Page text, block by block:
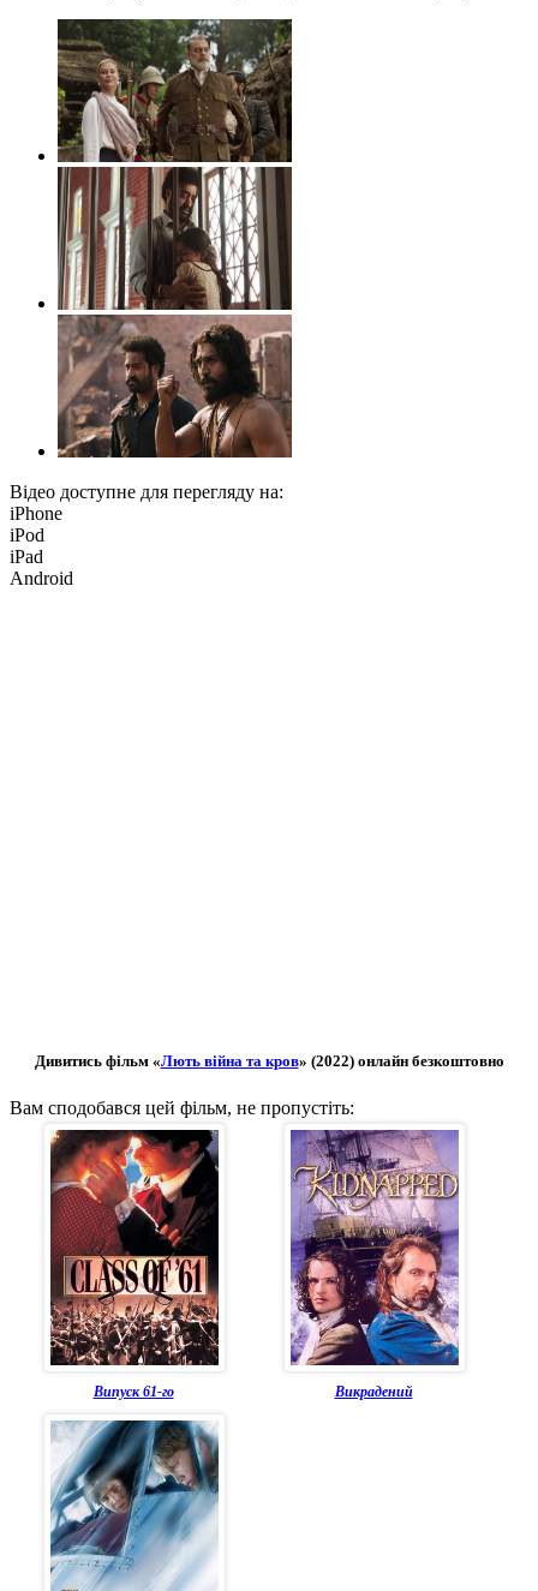
Відео доступне для перегляду на:
iPhone
iPod
iPad
Android
Дивитись фільм «Лють війна та кров» (2022) онлайн безкоштовно
Вам сподобався цей фільм, не пропустіть:
Випуск 61-го Викрадений